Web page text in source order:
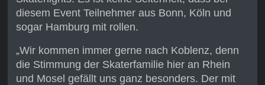
diesem Event Teilnehmer aus Bonn, Köln und
sogar Hamburg mit rollen.
„Wir kommen immer gerne nach Koblenz, denn
die Stimmung der Skaterfamilie hier an Rhein
und Mosel gefällt uns ganz besonders. Der mit